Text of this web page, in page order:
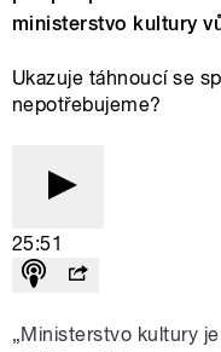
ministerstvo kultury
Ukazuje táhnoucí se
nepotřebujeme?
25:51
„Ministerstvo kultury